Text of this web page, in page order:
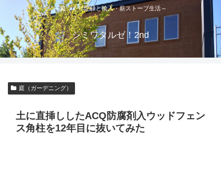
～庭づくり記録と輸入・薪ストーブ生活～
シミワタルゼ！2nd
庭（ガーデニング）
土に直挿ししたACQ防腐剤入ウッドフェン
ス角柱を12年目に抜いてみた